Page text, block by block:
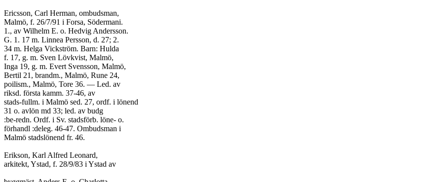
Ericsson, Carl Herman, ombudsman,
Malmö, f. 26/7/91 i Forsa, Södermani.
1., av Wilhelm E. o. Hedvig Andersson.
G. 1. 17 m. Linnea Persson, d. 27; 2.
34 m. Helga Vickström. Barn: Hulda
f. 17, g. m. Sven Lövkvist, Malmö,
Inga 19, g. m. Evert Svensson, Malmö,
Bertil 21, brandm., Malmö, Rune 24,
poilism., Malmö, Tore 36. — Led. av
riksd. första kamm. 37-46, av
stads-fullm. i Malmö sed. 27, ordf. i lönend
31 o. avlön md 33; led. av budg
:be-redn. Ordf. i Sv. stadsförb. löne- o.
förhandl :deleg. 46-47. Ombudsman i
Malmö stadslönend fr. 46.
Erikson, Karl Alfred Leonard,
arkitekt, Ystad, f. 28/9/83 i Ystad av